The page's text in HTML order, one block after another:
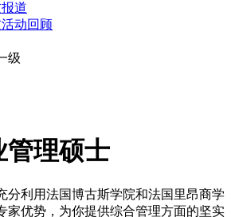
道
动回顾
管理硕士
分利用法国博古斯学院和法国里昂商学
家优势，为你提供综合管理方面的坚实